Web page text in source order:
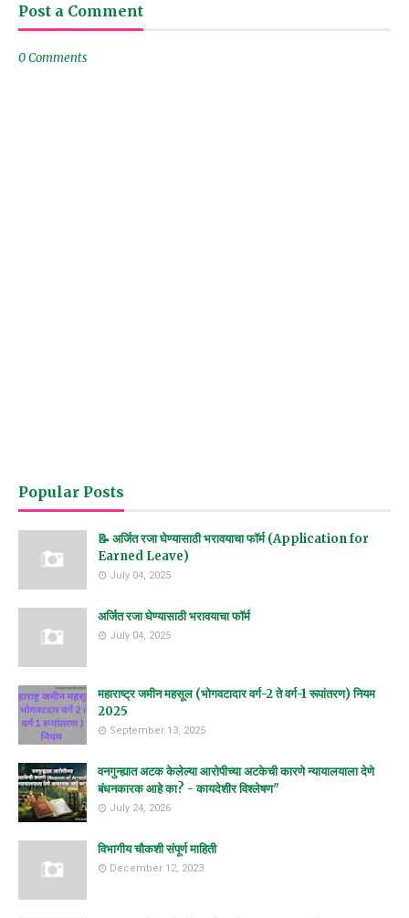
Post a Comment
0 Comments
Popular Posts
📝 अर्जित रजा घेण्यासाठी भरावयाचा फॉर्म (Application for
Earned Leave)
July 04, 2025
अर्जित रजा घेण्यासाठी भरावयाचा फॉर्म
July 04, 2025
महाराष्ट्र जमीन महसूल (भोगवटादार वर्ग-2 ते वर्ग-1 रूपांतरण) नियम
2025
September 13, 2025
वनगुन्ह्यात अटक केलेल्या आरोपीच्या अटकेची कारणे न्यायालयाला देणे
बंधनकारक आहे का? - कायदेशीर विश्लेषण"
July 24, 2026
विभागीय चौकशी संपूर्ण माहिती
December 12, 2023